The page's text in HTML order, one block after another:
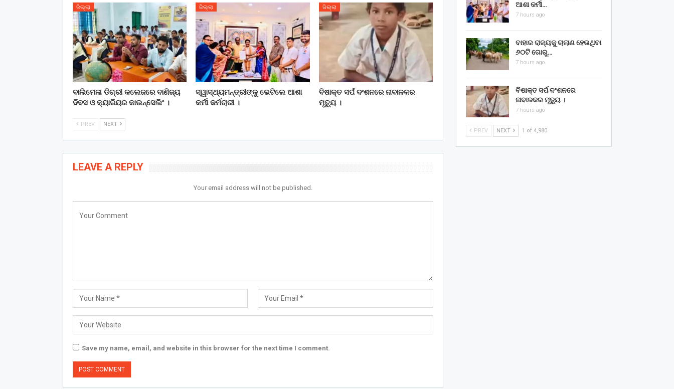
ଜିଲ୍ଲା
ବାଲିମେଳା ଡିଗ୍ରୀ କଲେଜରେ ବାଣିଜ୍ୟ
ଦିବସ ଓ କ୍ୟାରିୟର କାଉନ୍ସେଲିଂ ।
ଜିଲ୍ଲା
ସ୍ୱାସ୍ଥ୍ୟମନ୍ତ୍ରୀଙ୍କୁ ଭେଟିଲେ ଆଶା
କର୍ମୀ କର୍ମଚାରୀ ।
ଜିଲ୍ଲା
ବିଷାକ୍ତ ସର୍ପ ଦଂଶନରେ ନାବାଳକର
ମୃତ୍ୟୁ ।
PREV NEXT
LEAVE A REPLY
Your email address will not be published.
Save my name, email, and website in this browser for the next time I comment.
ଆଶା କର୍ମୀ…
7 hours ago
ବାହାର ରାଜ୍ୟକୁ ଚାଲାଣ ହେଉଥିବା
୬୦ଟି ଗୋରୁ…
7 hours ago
ବିଷାକ୍ତ ସର୍ପ ଦଂଶନରେ
ନାବାଳକର ମୃତ୍ୟୁ ।
7 hours ago
PREV NEXT 1 of 4,980